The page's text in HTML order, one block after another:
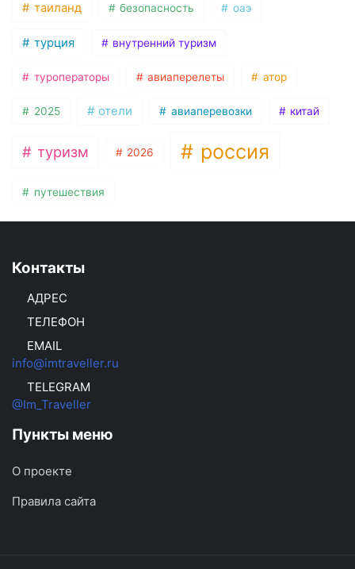
таиланд безопасность оаэ
турция внутренний туризм
туроператоры авиаперелеты атор
2025 отели авиаперевозки китай
туризм 2026 россия
путешествия
Контакты
АДРЕС
ТЕЛЕФОН
EMAIL
info@imtraveller.ru
TELEGRAM
@Im_Traveller
Пункты меню
О проекте
Правила сайта